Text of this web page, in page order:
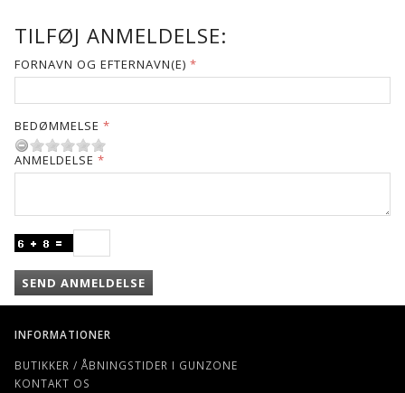
TILFØJ ANMELDELSE:
FORNAVN OG EFTERNAVN(E)
BEDØMMELSE
ANMELDELSE
SEND ANMELDELSE
INFORMATIONER
BUTIKKER / ÅBNINGSTIDER I GUNZONE
KONTAKT OS